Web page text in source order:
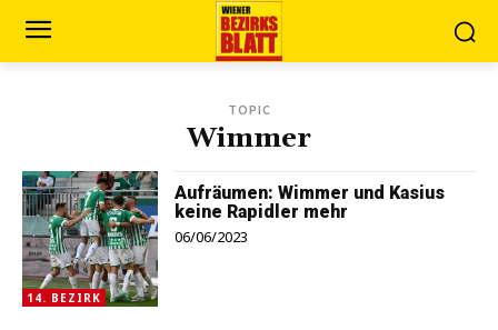
TOPIC
Wimmer
14. BEZIRK
Aufräumen: Wimmer und Kasius
keine Rapidler mehr
06/06/2023